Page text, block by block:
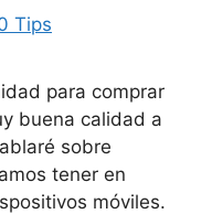
Tips
para comprar
buena calidad a
sobre
tener en
móviles.